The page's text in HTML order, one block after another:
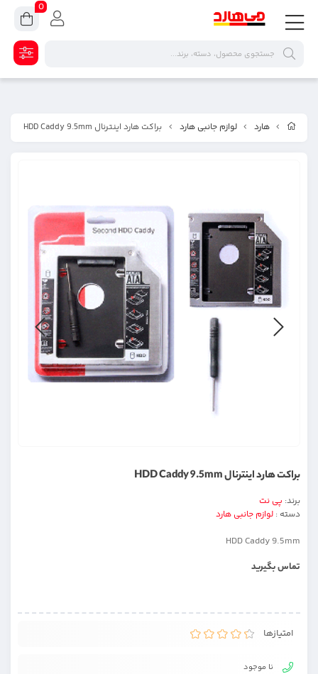
هارد لوازم جانبی هارد براکت هارد اینترنال HDD Caddy 9.5mm
براکت هارد اینترنال HDD Caddy 9.5mm
برند: پی نت
دسته : لوازم جانبی هارد
HDD Caddy 9.5mm
تماس بگیرید
امتیازها
نا موجود
0